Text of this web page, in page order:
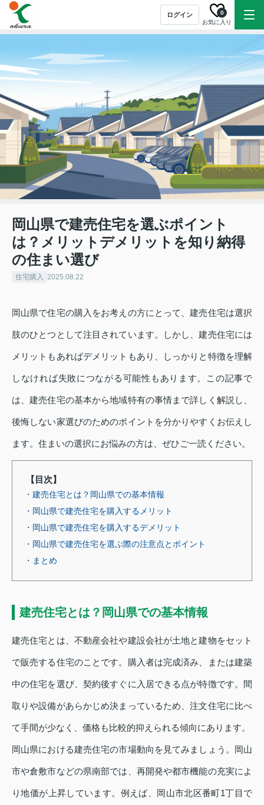
ログイン
お気に入り
0
岡山県で建売住宅を選ぶポイント
は？メリットデメリットを知り納得
の住まい選び
住宅購入 2025.08.22
岡山県で住宅の購入をお考えの方にとって、建売住宅は選択
肢のひとつとして注目されています。しかし、建売住宅には
メリットもあればデメリットもあり、しっかりと特徴を理解
しなければ失敗につながる可能性もあります。この記事で
は、建売住宅の基本から地域特有の事情まで詳しく解説し、
後悔しない家選びのためのポイントを分かりやすくお伝えし
ます。住まいの選択にお悩みの方は、ぜひご一読ください。
【目次】
・建売住宅とは？岡山県での基本情報
・岡山県で建売住宅を購入するメリット
・岡山県で建売住宅を購入するデメリット
・岡山県で建売住宅を選ぶ際の注意点とポイント
・まとめ
建売住宅とは？岡山県での基本情報
建売住宅とは、不動産会社や建設会社が土地と建物をセット
で販売する住宅のことです。購入者は完成済み、または建築
中の住宅を選び、契約後すぐに入居できる点が特徴です。間
取りや設備があらかじめ決まっているため、注文住宅に比べ
て手間が少なく、価格も比較的抑えられる傾向にあります。
岡山県における建売住宅の市場動向を見てみましょう。岡山
市や倉敷市などの県南部では、再開発や都市機能の充実によ
り地価が上昇しています。例えば、岡山市北区番町1丁目で